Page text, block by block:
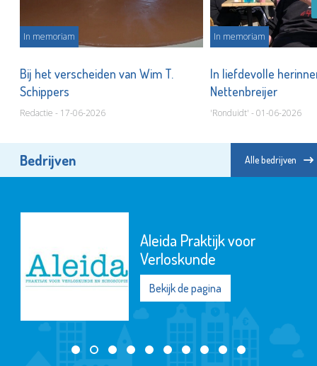
In memoriam
Bij het verscheiden van Wim T.
Schippers
Redactie - 17-06-2026
In memoriam
In liefdevolle
Nettenbreijer
'Ronduidt' - 01-06-2026
Bedrijven Alle bedrijven
Aleida Praktijk voor
Verloskunde
Bekijk de pagina